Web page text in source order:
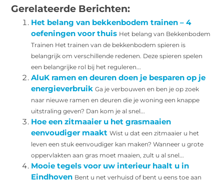
Gerelateerde Berichten:
Het belang van bekkenbodem trainen – 4
oefeningen voor thuis Het belang van Bekkenbodem
Trainen Het trainen van de bekkenbodem spieren is
belangrijk om verschillende redenen. Deze spieren spelen
een belangrijke rol bij het reguleren...
AluK ramen en deuren doen je besparen op je
energieverbruik Ga je verbouwen en ben je op zoek
naar nieuwe ramen en deuren die je woning een knappe
uitstraling geven? Dan kom je al snel...
Hoe een zitmaaier u het grasmaaien
eenvoudiger maakt Wist u dat een zitmaaier u het
leven een stuk eenvoudiger kan maken? Wanneer u grote
oppervlakten aan gras moet maaien, zult u al snel...
Mooie tegels voor uw interieur haalt u in
Eindhoven Bent u net verhuisd of bent u eens toe aan